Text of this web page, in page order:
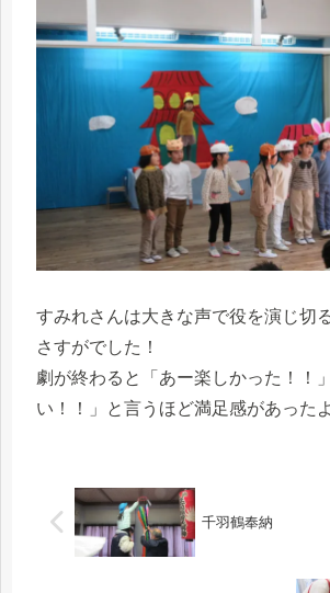
すみれさんは大きな声で役を演じ切
さすがでした！
劇が終わると「あー楽しかった！！
い！！」と言うほど満足感があった
千羽鶴奉納